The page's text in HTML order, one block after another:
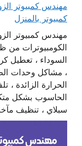
كمبيوتر بالمنزل
مهندس كمبيوتر
الكومبيوترات من
السوداء ، تعطيل
، مشاكل وحدات
الحرارة الزائدة ،
الحاسوب بشكل
سبلاي ، تنظيف